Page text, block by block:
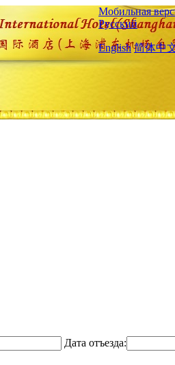
Мобильная
Русский
English 简体中
Дата отъезда: